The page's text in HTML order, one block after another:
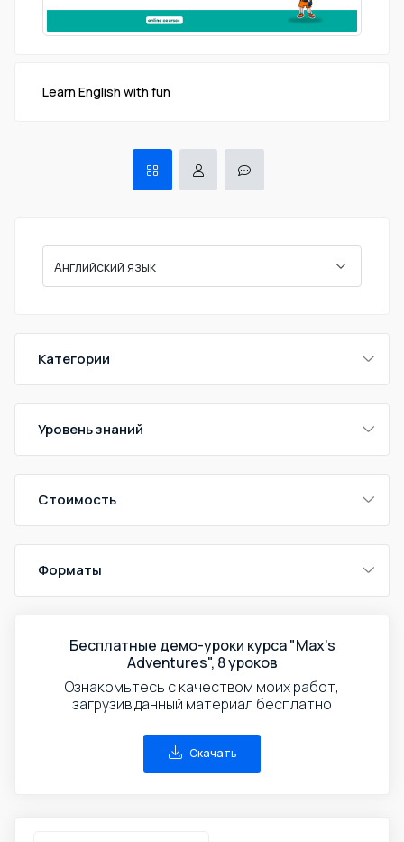
Learn English with fun
Категории
Уровень знаний
Стоимость
Форматы
Бесплатные демо-уроки курса "Max's
Adventures", 8 уроков
Ознакомьтесь с качеством моих работ,
загрузив данный материал бесплатно
Скачать